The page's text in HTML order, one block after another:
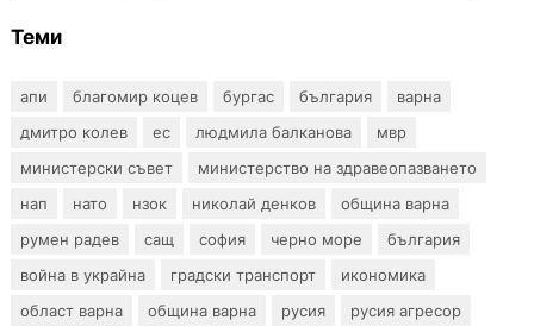
Теми
апи благомир коцев бургас българия
варна
дмитро колев
ес людмила балканова
мвр
министерски съвет
министерство на здравеопазването
нап
нато нзок николай денков
община варна
румен радев
сащ софия черно море
българия
война в украйна
градски транспорт
икономика
област варна
община варна русия
русия агресор